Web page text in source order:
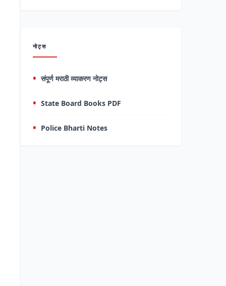
नोट्स
संपूर्ण मराठी व्याकरण नोट्स
State Board Books PDF
Police Bharti Notes